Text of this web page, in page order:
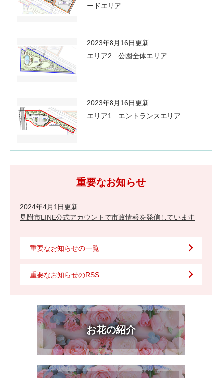
ードエリア
2023年8月16日更新
エリア2 公園全体エリア
2023年8月16日更新
エリア1 エントランスエリア
重要なお知らせ
2024年4月1日更新
見附市LINE公式アカウントで市政情報を発信しています
重要なお知らせの一覧
重要なお知らせのRSS
お花の紹介